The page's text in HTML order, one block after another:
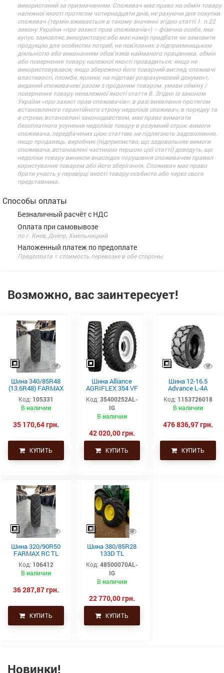
використаний за призначенням. Споживач має право на обмін товару
належної якості протягом чотирнадцяти днів, не рахуючи дня покупки.
споживач (термін вживається в такому значенні згідно статті 1. п.22
закону України «про захист прав споживачів») – фізична особа, яка
купує, замовляє, використовує або має намір придбати чи замовити
продукцію для особистих потреб, не пов’язаних з підприємницькою
діяльністю або виконанням обов’язків найманого працівника. обмін
або повернення товару належної якості провадиться: якщо не
використовувався; якщо збережено його товарний вигляд, споживчі
властивості, пломби, ярлики; на підставі розрахунковий документ,
виданий споживачеві разом з проданим товаром. умови обміну /
повернення товару неналежної якості стаття 8. Згідно із законом
України «про захист прав споживачів»: в разі виявлення протягом
встановленого гарантійного строку недоліків споживач, в порядку та
в строки, встановлені законодавством, має право вимагати
безоплатного усунення недоліків товару в розумний строк. вимоги
споживача, передбачених цією статтею, не підлягають задоволенню,
якщо продавець, виробник (підприємство, що задовольняє вимоги
споживача, встановлені частиною першою цієї статті) доведуть, що
недоліки товару виникли внаслідок порушення споживачем правил
користування товаром або його зберігання. Споживач має право
брати участь у перевірці якості товару особисто або через свого
представника.
Способы оплаты
Безналичный расчёт с НДС
Оплата при самовывозе
по г. Киев, Днепр, Хмельницкий
Наложенный платеж по предоплате
Предоплата = стоимость перевозке в обе стороны
Возможно, вас заинтересует!
Шина 340/85R48
(13.6R48) FARMAX
RC TL 148D/151A8
CEAT
Код: 105331
В наличии
35 170,64 грн.
КУПИТЬ
Шина Alliance
AGRIFLEX 354 VF
320/90R42 148D
TL STEEL BELTED
Код: 35400252AL-
IG
В наличии
42 020,00 грн.
КУПИТЬ
Шина 12-16.5
Advance L-4A
(14PR, TL)
Код: 1153726018
В наличии
476 836,97 грн.
КУПИТЬ
Шина 320/90R50
FARMAX RC TL
150D CEAT
Код: 106412
В наличии
36 287,87 грн.
КУПИТЬ
Шина 380/85R28
133D TL
AGRISTAR II 85
Alliance
Код: 48500070AL-
IG
В наличии
22 770,00 грн.
КУПИТЬ
Новинки!